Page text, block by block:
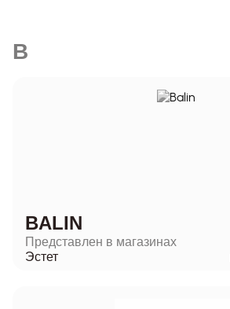
B
BALIN
Представлен в магазинах
Эстет